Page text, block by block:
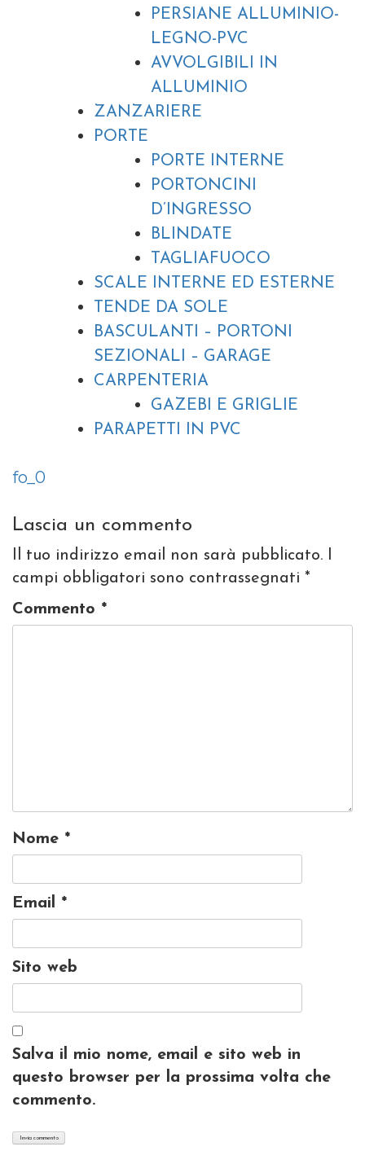
PERSIANE ALLUMINIO-
LEGNO-PVC
AVVOLGIBILI IN
ALLUMINIO
ZANZARIERE
PORTE
PORTE INTERNE
PORTONCINI
D’INGRESSO
BLINDATE
TAGLIAFUOCO
SCALE INTERNE ED ESTERNE
TENDE DA SOLE
BASCULANTI – PORTONI
SEZIONALI – GARAGE
CARPENTERIA
GAZEBI E GRIGLIE
PARAPETTI IN PVC
Navigazione
fo_0
Lascia un commento
Il tuo indirizzo email non sarà pubblicato. I
campi obbligatori sono contrassegnati *
Commento *
Nome *
Email *
Sito web
Salva il mio nome, email e sito web in
questo browser per la prossima volta che
commento.